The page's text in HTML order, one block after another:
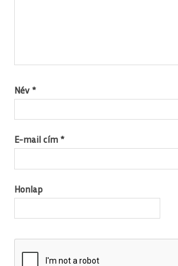
Név *
E-mail cím *
Honlap